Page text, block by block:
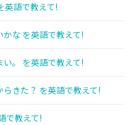
英語で教えて!
な を英語で教えて!
。 を英語で教えて!
きた？ を英語で教えて!
で教えて!